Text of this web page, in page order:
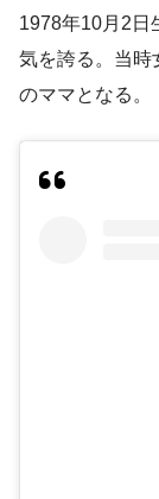
1978年10月2日
気を誇る。当時
のママとなる。